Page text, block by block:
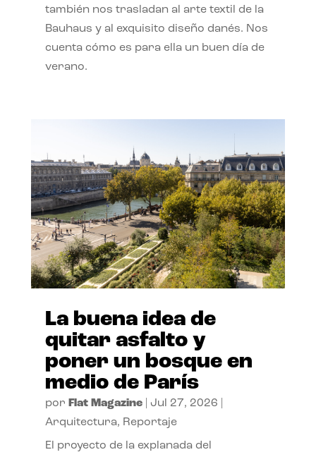
también nos trasladan al arte textil de la
Bauhaus y al exquisito diseño danés. Nos
cuenta cómo es para ella un buen día de
verano.
La buena idea de
quitar asfalto y
poner un bosque en
medio de París
por Flat Magazine| Jul 27, 2026
Arquitectura, Reportaje
El proyecto de la explanada del